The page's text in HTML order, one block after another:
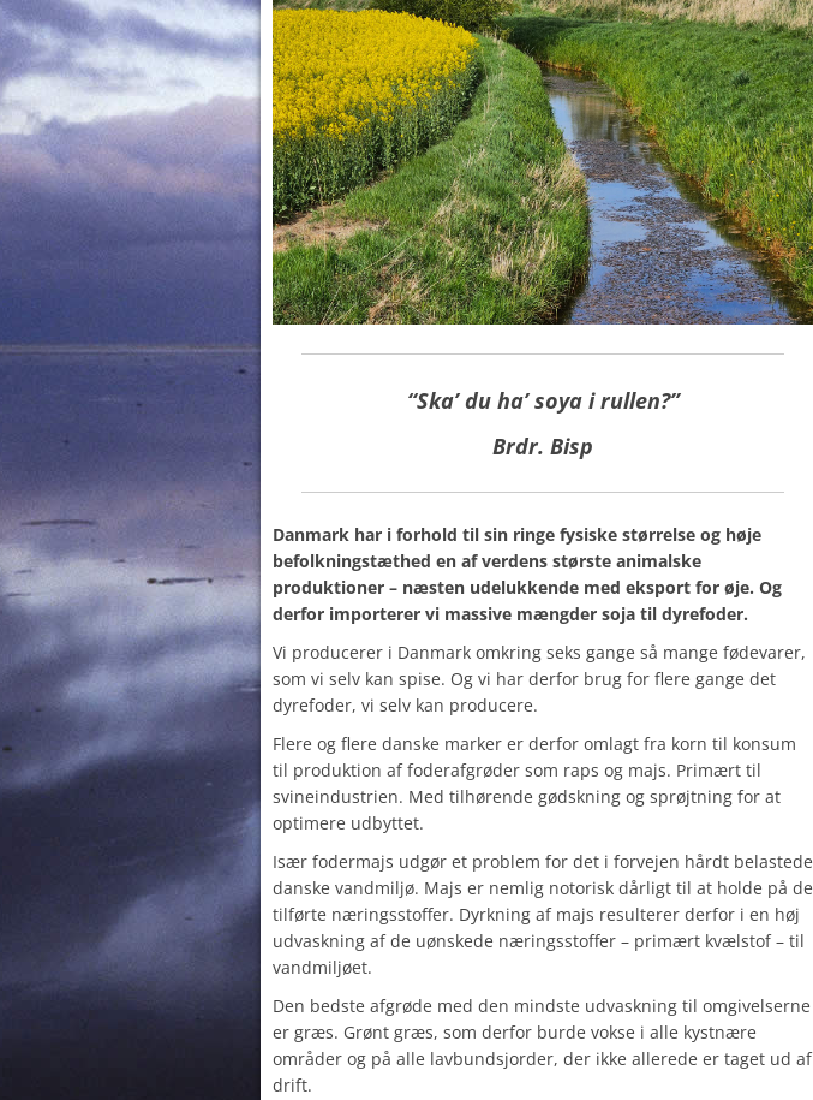
“Ska’ du ha’ soya i rullen?”
Brdr. Bisp
Danmark har i forhold til sin ringe fysiske størrelse og høje
befolkningstæthed en af verdens største animalske
produktioner – næsten udelukkende med eksport for øje. Og
derfor importerer vi massive mængder soja til dyrefoder.
Vi producerer i Danmark omkring seks gange så mange fødevarer,
som vi selv kan spise. Og vi har derfor brug for flere gange det
dyrefoder, vi selv kan producere.
Flere og flere danske marker er derfor omlagt fra korn til konsum
til produktion af foderafgrøder som raps og majs. Primært til
svineindustrien. Med tilhørende gødskning og sprøjtning for at
optimere udbyttet.
Især fodermajs udgør et problem for det i forvejen hårdt belastede
danske vandmiljø. Majs er nemlig notorisk dårligt til at holde på de
tilførte næringsstoffer. Dyrkning af majs resulterer derfor i en høj
udvaskning af de uønskede næringsstoffer – primært kvælstof – til
vandmiljøet.
Den bedste afgrøde med den mindste udvaskning til omgivelserne
er græs. Grønt græs, som derfor burde vokse i alle kystnære
områder og på alle lavbundsjorder, der ikke allerede er taget ud af
drift.